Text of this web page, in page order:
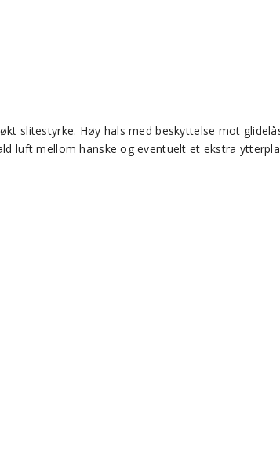
slitestyrke. Høy hals med beskyttelse mot
luft mellom hanske og eventuelt et ekstra